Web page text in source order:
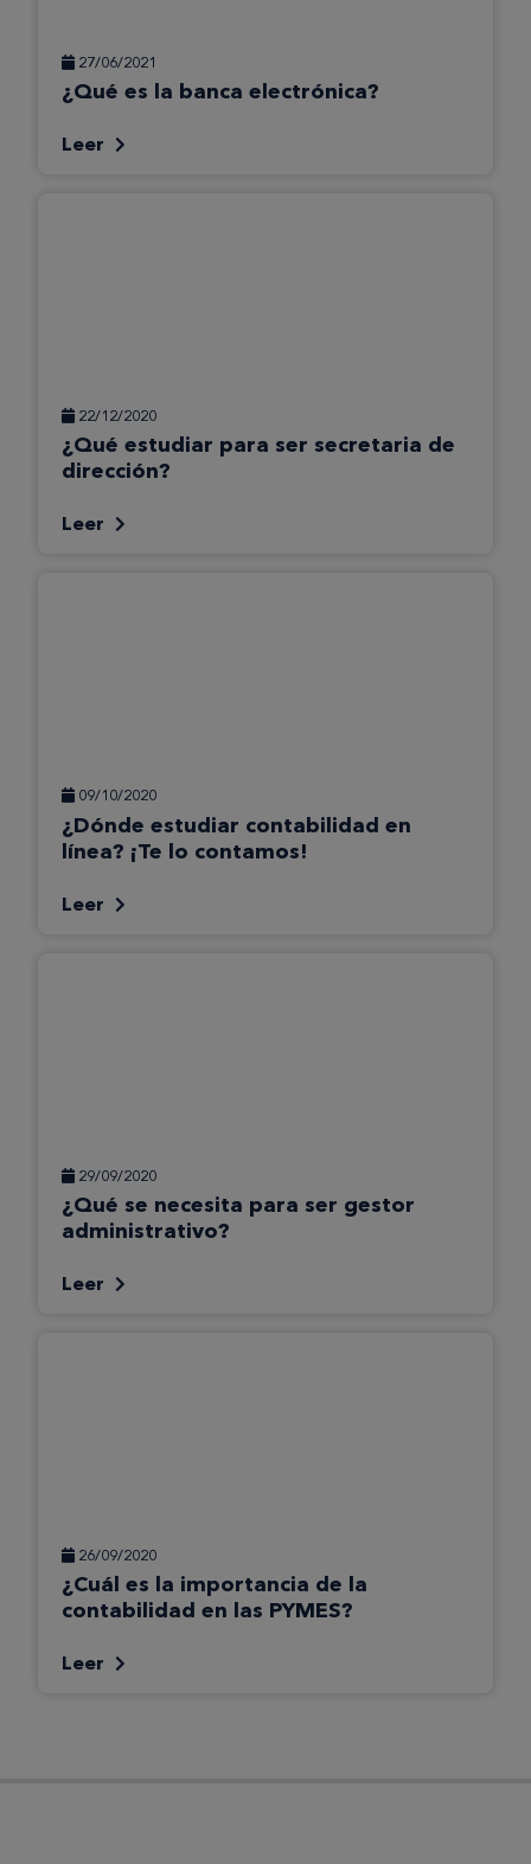
27/06/2021
¿Qué es la banca electrónica?
Leer
22/12/2020
¿Qué estudiar para ser secretaria de
dirección?
Leer
09/10/2020
¿Dónde estudiar contabilidad en
línea? ¡Te lo contamos!
Leer
29/09/2020
¿Qué se necesita para ser gestor
administrativo?
Leer
26/09/2020
¿Cuál es la importancia de la
contabilidad en las PYMES?
Leer